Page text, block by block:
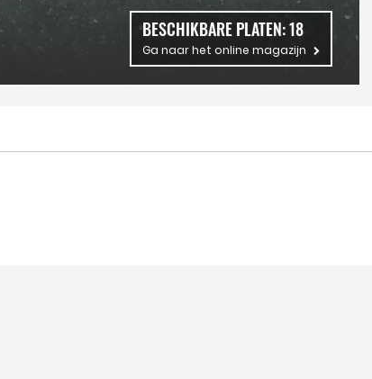
BESCHIKBARE PLATEN:18
Ga naar het online magazijn